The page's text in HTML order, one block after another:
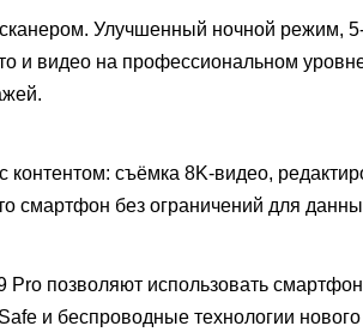
Улучшенный ночной режим,
и видео на профессиональном
контентом: съёмка 8K-видео,
смартфон без ограничений для
позволяют использовать смартфон
и беспроводные технологии нового